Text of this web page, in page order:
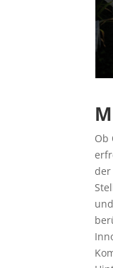
Ob
der